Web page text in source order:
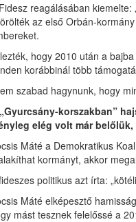
reagálásában
az első Orbán-
hogy 2010 után a
korábbinál több
szabad hagynunk, hogy
korszakban”
elég volt már
Máté a Demokratikus
kormányt, akkor
politikus azt írta:
Máté elképesztő
mást tesznek felelőssé a